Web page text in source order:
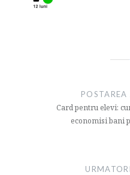
Card pentru elevi:
economisi bani